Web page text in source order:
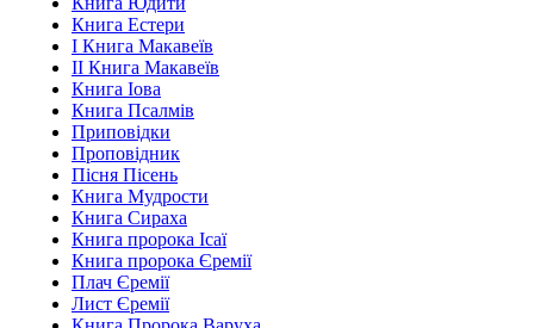
Книга Естери
І Книга Макавеїв
ІІ Книга Макавеїв
Книга Іова
Книга Псалмів
Приповідки
Проповідник
Пісня Пісень
Книга Мудрости
Книга Сираха
Книга пророка Ісаї
Книга пророка Єремії
Плач Єремії
Лист Єремії